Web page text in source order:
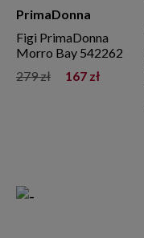
PrimaDonna
Figi PrimaDonna
Morro Bay 542262
279 zł
167 zł